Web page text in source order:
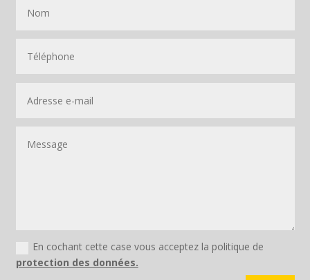
En cochant cette case vous acceptez la politique de
protection des données.